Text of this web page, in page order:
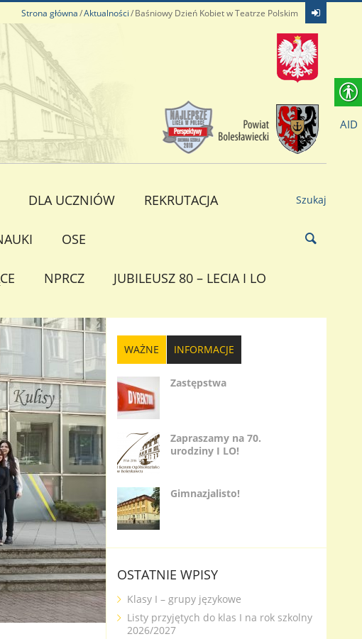
Strona główna Aktualności Baśniowy Dzień Kobiet w Teatrze Polskim
DLA UCZNIÓW REKRUTACJA
OSE
NPRCZ JUBILEUSZ 80 – LECIA I LO
Szukaj
WAŻNE INFORMACJE
Zastępstwa
Zapraszamy na 70.
urodziny I LO!
Gimnazjalisto!
OSTATNIE WPISY
Klasy I – grupy językowe
Listy przyjętych do klas I na rok szkolny
2026/2027
AID